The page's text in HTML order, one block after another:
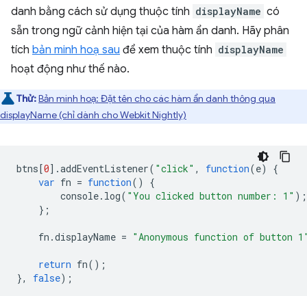
danh bằng cách sử dụng thuộc tính displayName có
sẵn trong ngữ cảnh hiện tại của hàm ẩn danh. Hãy phân
tích bản minh hoạ sau để xem thuộc tính displayName
hoạt động như thế nào.
Thử:Bản minh hoạ: Đặt tên cho các hàm ẩn danh thông qua
displayName (chỉ dành cho Webkit Nightly)
btns[0].addEventListener( "click" , function(e)
{
var fn = function()
{
console. log( "You clicked button number: 1" );
};
fn .displayName = "Anonymous function of button
return fn();
},
false);